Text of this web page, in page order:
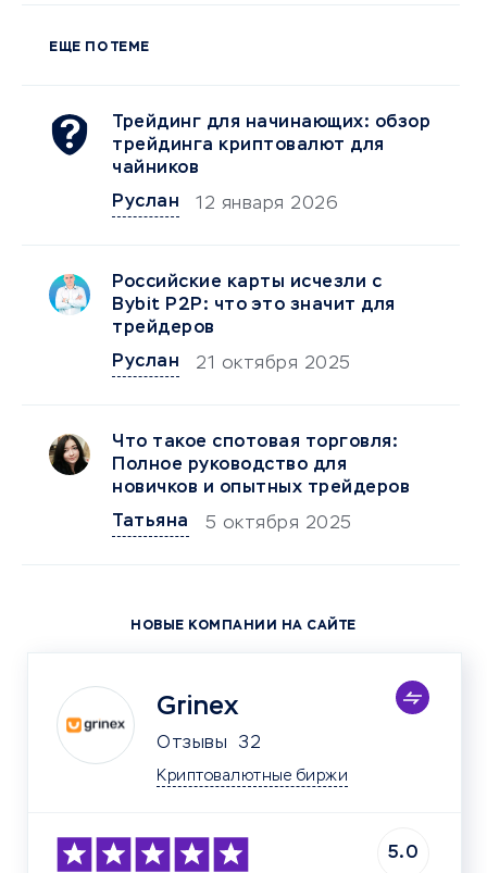
ЕЩЕ ПО ТЕМЕ
Трейдинг для начинающих: обзор
трейдинга криптовалют для
чайников
Руслан
12 января 2026
Российские карты исчезли с
Bybit P2P: что это значит для
трейдеров
Руслан
21 октября 2025
Что такое спотовая торговля:
Полное руководство для
новичков и опытных трейдеров
Татьяна
5 октября 2025
НОВЫЕ КОМПАНИИ НА САЙТЕ
Grinex
Отзывы 32
Криптовалютные биржи
5.0